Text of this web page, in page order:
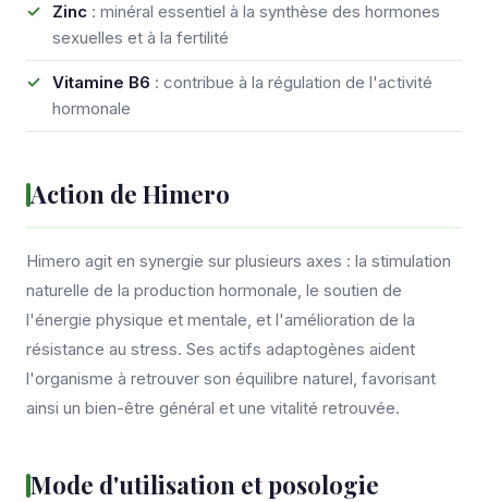
Zinc : minéral essentiel à la synthèse des hormones
sexuelles et à la fertilité
Vitamine B6 : contribue à la régulation de l'activité
hormonale
Action de Himero
Himero agit en synergie sur plusieurs axes : la stimulation
naturelle de la production hormonale, le soutien de
l'énergie physique et mentale, et l'amélioration de la
résistance au stress. Ses actifs adaptogènes aident
l'organisme à retrouver son équilibre naturel, favorisant
ainsi un bien-être général et une vitalité retrouvée.
Mode d'utilisation et posologie